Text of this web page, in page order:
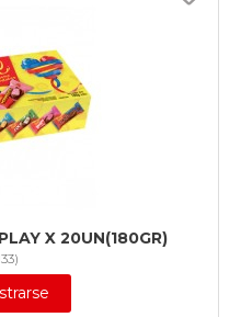
X 20UN(180GR)
)